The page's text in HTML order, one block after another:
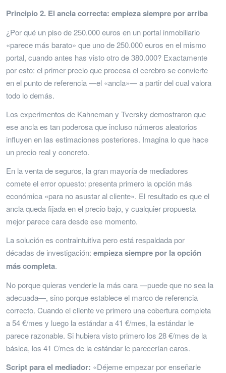
Principio 2. El ancla correcta: empieza siempre por arriba
¿Por qué un piso de 250.000 euros en un portal inmobiliario
«parece más barato» que uno de 250.000 euros en el mismo
portal, cuando antes has visto otro de 380.000? Exactamente
por esto: el primer precio que procesa el cerebro se convierte
en el punto de referencia —el «ancla»— a partir del cual valora
todo lo demás.
Los experimentos de Kahneman y Tversky demostraron que
ese ancla es tan poderosa que incluso números aleatorios
influyen en las estimaciones posteriores. Imagina lo que hace
un precio real y concreto.
En la venta de seguros, la gran mayoría de mediadores
comete el error opuesto: presenta primero la opción más
económica «para no asustar al cliente». El resultado es que el
ancla queda fijada en el precio bajo, y cualquier propuesta
mejor parece cara desde ese momento.
La solución es contraintuitiva pero está respaldada por
décadas de investigación: empieza siempre por la opción
más completa.
No porque quieras venderle la más cara —puede que no sea la
adecuada—, sino porque establece el marco de referencia
correcto. Cuando el cliente ve primero una cobertura completa
a 54 €/mes y luego la estándar a 41 €/mes, la estándar le
parece razonable. Si hubiera visto primero los 28 €/mes de la
básica, los 41 €/mes de la estándar le parecerían caros.
Script para el mediador: «Déjeme empezar por enseñarle